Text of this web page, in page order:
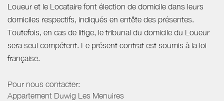
Loueur et le Locataire font élection de domicile dans leurs
domiciles respectifs, indiqués en entête des présentes.
Toutefois, en cas de litige, le tribunal du domicile du Loueur
sera seul compétent. Le présent contrat est soumis à la loi
française.
Pour nous contacter:
Appartement Duwig Les Menuires